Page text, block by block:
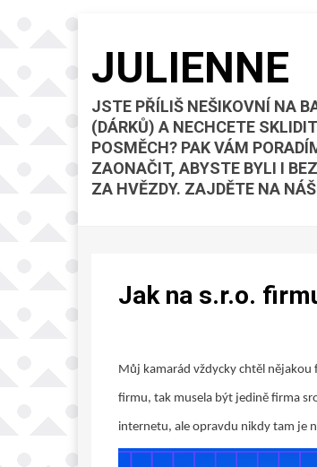
JULIENNE
JSTE PŘÍLIŠ NEŠIKOVNÍ NA
(DÁRKŮ) A NECHCETE SKLIDIT
POSMĚCH? PAK VÁM
ZAONAČIT, ABYSTE BYLI I
ZA HVĚZDY. ZAJDĚTE NA NÁŠ
Jak na s.r.o.
Můj kamarád vždycky chtěl
firmu, tak musela být jedině firma
internetu, ale opravdu nikdy tam je